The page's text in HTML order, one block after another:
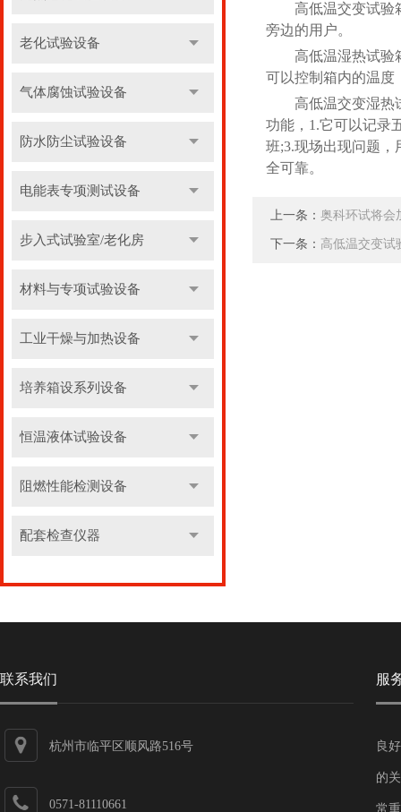
老化试验设备
气体腐蚀试验设备
防水防尘试验设备
电能表专项测试设备
步入式试验室/老化房
材料与专项试验设备
工业干燥与加热设备
培养箱设系列设备
恒温液体试验设备
阻燃性能检测设备
配套检查仪器
高低温交变试验箱
旁边的用户。
高低温湿热试验箱
可以控制箱内的温度
高低温交变湿热试
功能，1.它可以记录
班;3.现场出现问题，
全可靠。
上一条： 奥科环试将会
下一条： 高低温交变试
联系我们
杭州市临平区顺风路516号
0571-81110661
服
良
的
常